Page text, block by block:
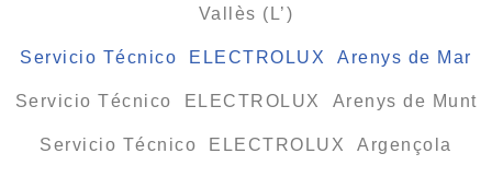
Vallès (L’)
Servicio Técnico ELECTROLUX Arenys de Mar
Servicio Técnico ELECTROLUX Arenys de Munt
Servicio Técnico ELECTROLUX Argençola